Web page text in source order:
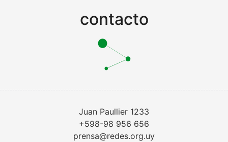
contacto
Juan Paullier 1233
+598-98 956 656
prensa@redes.org.uy